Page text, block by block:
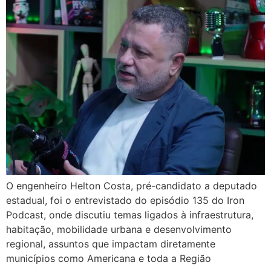
O engenheiro Helton Costa, pré-candidato a deputado
estadual, foi o entrevistado do episódio 135 do Iron
Podcast, onde discutiu temas ligados à infraestrutura,
habitação, mobilidade urbana e desenvolvimento
regional, assuntos que impactam diretamente
municípios como Americana e toda a Região